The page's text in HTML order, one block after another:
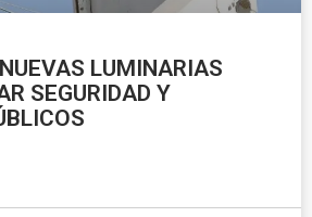
LUMINARIAS
SEGURIDAD Y